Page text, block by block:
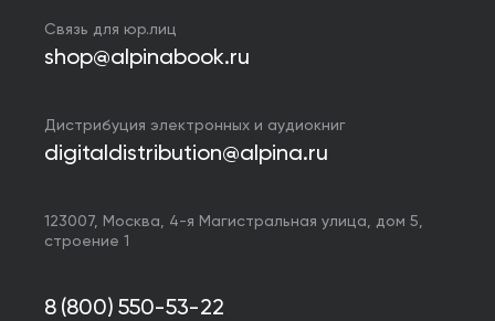
Связь для юр.лиц
shop@alpinabook.ru
Дистрибуция электронных и аудиокниг
digitaldistribution@alpina.ru
123007, Москва, 4-я Магистральная улица, дом 5,
строение 1
8 (800) 550-53-22